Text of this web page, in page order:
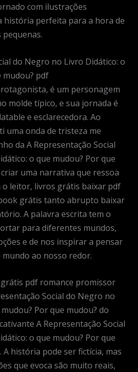
com ilustrações
história perfeita para a hora de
do Negro no Livro Didático: o
mudou? pdf
é um personagem
molde típico, e sua jornada é
e esclarecedora. Ao
uma onda de tristeza me
da A Representação Social
o que mudou? Por que
uma narrativa que ressoa
leitor, livros grátis baixar pdf
grátis tanto abrupto baixar
A palavra escrita tem o
para diferentes mundos,
e de nos inspirar a pensar
ao nosso redor.
pdf romance promissor
Social do Negro no
Por que mudou? do
A Representação Social
o que mudou? Por que
A história pode ser fictícia, mas
que evoca são muito reais,